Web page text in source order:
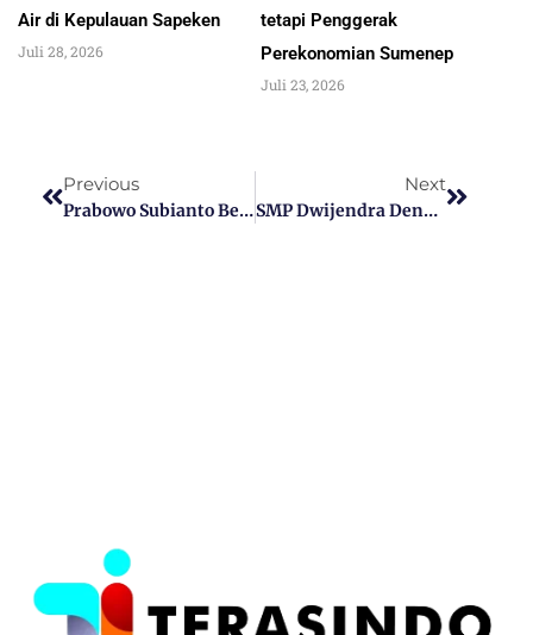
Air di Kepulauan Sapeken
Juli 28, 2026
tetapi Penggerak
Perekonomian Sumenep
Juli 23, 2026
Previous
Prabowo Subianto Berpacu Dengan Waktu Dalam Menentukan Cawapresnya
Next
SMP Dwijendra Denpasar Gelar Aksi Dan Resmikan Komunitas Seni Lingga Budaya Dwijasrama SMP Dwijendra Denpasar